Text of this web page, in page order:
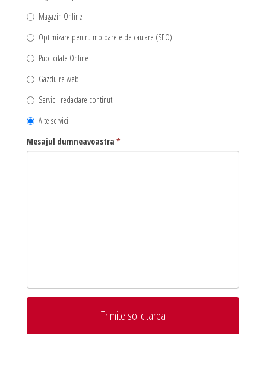
Identitate vizuala, imagine
Grafica publicitara
Magazin Online
Optimizare pentru motoarele de cautare (SEO)
Publicitate Online
Gazduire web
Servicii redactare continut
Alte servicii
Mesajul dumneavoastra *
Trimite solicitarea